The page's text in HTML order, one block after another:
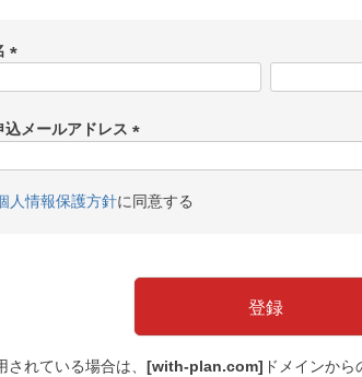
須
)
込メールアドレス
須
人情報保護方針に同意する
登録
れている場合は、 [with-plan.com] ドメインか